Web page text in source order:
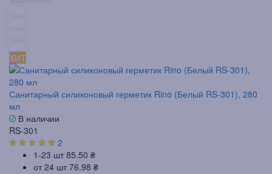
ХИТ
Санитарный силиконовый герметик Rino (Белый RS-301), 280
мл
В наличии
RS-301
2
1-23 шт 85.50 ₴
от 24 шт 76.98 ₴